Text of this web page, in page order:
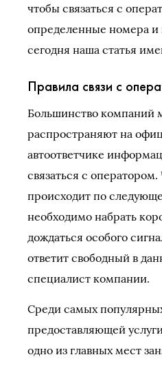
чтобы связаться с
определенные номера и
сегодня наша статья
Правила связи с
Большинство компаний
распространяют на
автоответчике
связаться с
происходит по
необходимо набрать
дождаться особого
ответит свободный в
специалист компании.
Среди самых
предоставляющей
одно из главных мест